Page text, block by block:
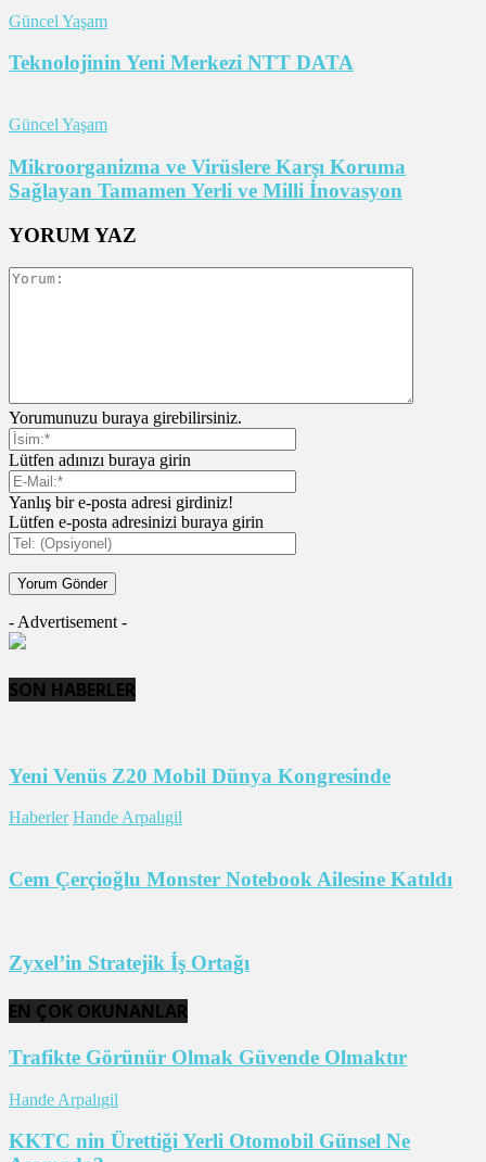
Güncel Yaşam
Teknolojinin Yeni Merkezi NTT DATA
Güncel Yaşam
Mikroorganizma ve Virüslere Karşı Koruma
Sağlayan Tamamen Yerli ve Milli İnovasyon
YORUM YAZ
Yorumunuzu buraya girebilirsiniz.
Lütfen adınızı buraya girin
Yanlış bir e-posta adresi girdiniz!
Lütfen e-posta adresinizi buraya girin
- Advertisement -
SON HABERLER
Yeni Venüs Z20 Mobil Dünya Kongresinde
Haberler Hande Arpalıgil
Cem Çerçioğlu Monster Notebook Ailesine Katıldı
Zyxel’in Stratejik İş Ortağı
EN ÇOK OKUNANLAR
Trafikte Görünür Olmak Güvende Olmaktır
Hande Arpalıgil
KKTC nin Ürettiği Yerli Otomobil Günsel Ne